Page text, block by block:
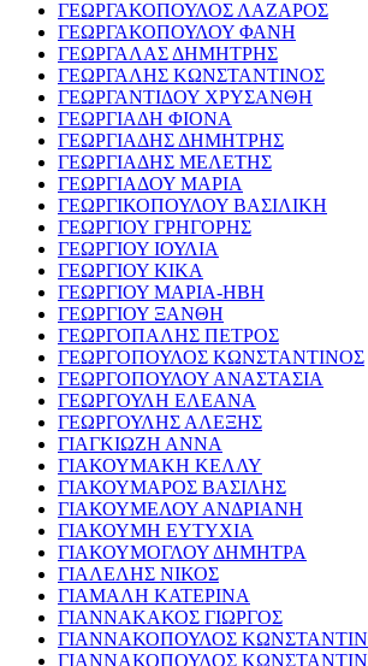
ΓΕΩΡΓΑΚΟΠΟΥΛΟΣ ΛΑΖΑΡΟΣ
ΓΕΩΡΓΑΚΟΠΟΥΛΟΥ ΦΑΝΗ
ΓΕΩΡΓΑΛΑΣ ΔΗΜΗΤΡΗΣ
ΓΕΩΡΓΑΛΗΣ ΚΩΝΣΤΑΝΤΙΝΟΣ
ΓΕΩΡΓΑΝΤΙΔΟΥ ΧΡΥΣΑΝΘΗ
ΓΕΩΡΓΙΑΔΗ ΦΙΟΝΑ
ΓΕΩΡΓΙΑΔΗΣ ΔΗΜΗΤΡΗΣ
ΓΕΩΡΓΙΑΔΗΣ ΜΕΛΕΤΗΣ
ΓΕΩΡΓΙΑΔΟΥ ΜΑΡΙΑ
ΓΕΩΡΓΙΚΟΠΟΥΛΟΥ ΒΑΣΙΛΙΚΗ
ΓΕΩΡΓΙΟΥ ΓΡΗΓΟΡΗΣ
ΓΕΩΡΓΙΟΥ ΙΟΥΛΙΑ
ΓΕΩΡΓΙΟΥ ΚΙΚΑ
ΓΕΩΡΓΙΟΥ ΜΑΡΙΑ-ΗΒΗ
ΓΕΩΡΓΙΟΥ ΞΑΝΘΗ
ΓΕΩΡΓΟΠΑΛΗΣ ΠΕΤΡΟΣ
ΓΕΩΡΓΟΠΟΥΛΟΣ ΚΩΝΣΤΑΝΤΙΝΟΣ
ΓΕΩΡΓΟΠΟΥΛΟΥ ΑΝΑΣΤΑΣΙΑ
ΓΕΩΡΓΟΥΛΗ ΕΛΕΑΝΑ
ΓΕΩΡΓΟΥΛΗΣ ΑΛΕΞΗΣ
ΓΙΑΓΚΙΩΖΗ ΑΝΝΑ
ΓΙΑΚΟΥΜΑΚΗ ΚΕΛΛΥ
ΓΙΑΚΟΥΜΑΡΟΣ ΒΑΣΙΛΗΣ
ΓΙΑΚΟΥΜΕΛΟΥ ΑΝΔΡΙΑΝΗ
ΓΙΑΚΟΥΜΗ ΕΥΤΥΧΙΑ
ΓΙΑΚΟΥΜΟΓΛΟΥ ΔΗΜΗΤΡΑ
ΓΙΑΛΕΛΗΣ ΝΙΚΟΣ
ΓΙΑΜΑΛΗ ΚΑΤΕΡΙΝΑ
ΓΙΑΝΝΑΚΑΚΟΣ ΓΙΩΡΓΟΣ
ΓΙΑΝΝΑΚΟΠΟΥΛΟΣ
ΓΙΑΝΝΑΚΟΠΟΥΛΟΣ